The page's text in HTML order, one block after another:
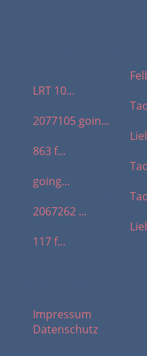
LRT 10...
2077105 goin...
863 f...
going...
2067262 ...
117 f...
Impressum
Datenschutz